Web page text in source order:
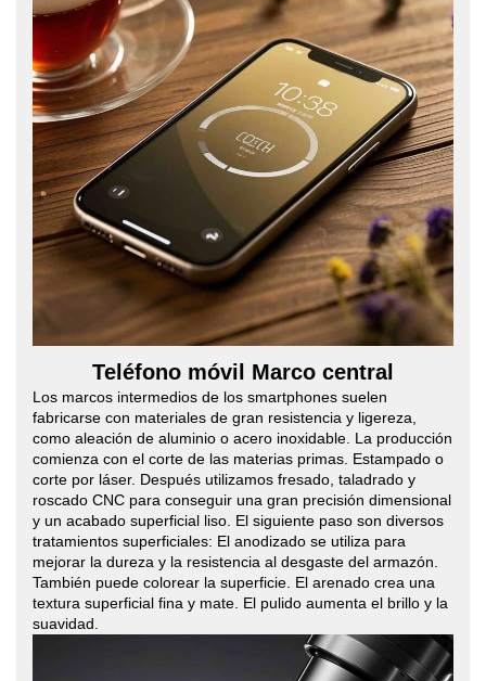
Teléfono móvil Marco central
Los marcos intermedios de los smartphones suelen
fabricarse con materiales de gran resistencia y ligereza,
como aleación de aluminio o acero inoxidable. La producción
comienza con el corte de las materias primas. Estampado o
corte por láser. Después utilizamos fresado, taladrado y
roscado CNC para conseguir una gran precisión dimensional
y un acabado superficial liso. El siguiente paso son diversos
tratamientos superficiales: El anodizado se utiliza para
mejorar la dureza y la resistencia al desgaste del armazón.
También puede colorear la superficie. El arenado crea una
textura superficial fina y mate. El pulido aumenta el brillo y la
suavidad.